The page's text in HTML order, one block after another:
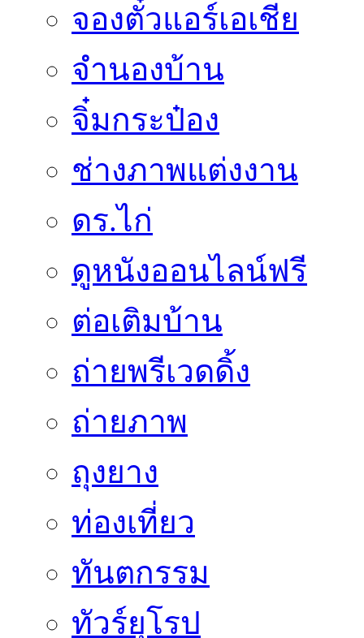
จองตั๋วแอร์เอเชีย
จำนองบ้าน
จิ๋มกระป๋อง
ช่างภาพแต่งงาน
ดร.ไก่
ดูหนังออนไลน์ฟรี
ต่อเติมบ้าน
ถ่ายพรีเวดดิ้ง
ถ่ายภาพ
ถุงยาง
ท่องเที่ยว
ทันตกรรม
ทัวร์ยุโรป